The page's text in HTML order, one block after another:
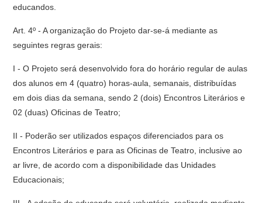
educandos.
Art. 4º - A organização do Projeto dar-se-á mediante as
seguintes regras gerais:
I - O Projeto será desenvolvido fora do horário regular de aulas
dos alunos em 4 (quatro) horas-aula, semanais, distribuídas
em dois dias da semana, sendo 2 (dois) Encontros Literários e
02 (duas) Oficinas de Teatro;
II - Poderão ser utilizados espaços diferenciados para os
Encontros Literários e para as Oficinas de Teatro, inclusive ao
ar livre, de acordo com a disponibilidade das Unidades
Educacionais;